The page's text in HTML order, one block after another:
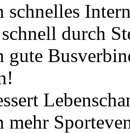
durch
gute